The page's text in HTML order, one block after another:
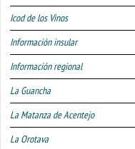
Icod de los Vinos
Información insular
Información regional
La Guancha
La Matanza de Acentejo
La Orotava